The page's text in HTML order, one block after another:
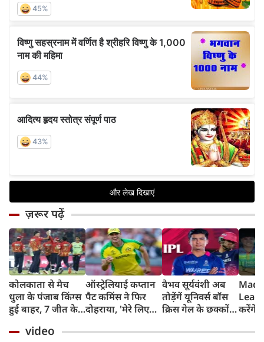
ज़रूर पढ़ें
कोलकाता से मैच
धुला के पंजाब किंग्स
हुई बाहर, 7 जीत के
ऑस्ट्रेलियाई कप्तान
पैट कमिंस ने फिर
दोहराया, 'मेरे लिए
वैभव सूर्यवंशी अब
तोड़ेंगें यूनिवर्स बॉस
क्रिस गेल के छक्कों
करेंगे
टीम में
video